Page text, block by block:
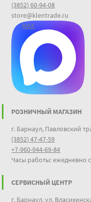
(3852) 60-94-08
store@klentrade.ru
MAX
РОЗНИЧНЫЙ МАГАЗИН
г. Барнаул, Павловский
(3852) 47-47-59
+7-960-944-69-84
Часы работы: ежедневно
СЕРВИСНЫЙ ЦЕНТР
г. Барнаул, ул.